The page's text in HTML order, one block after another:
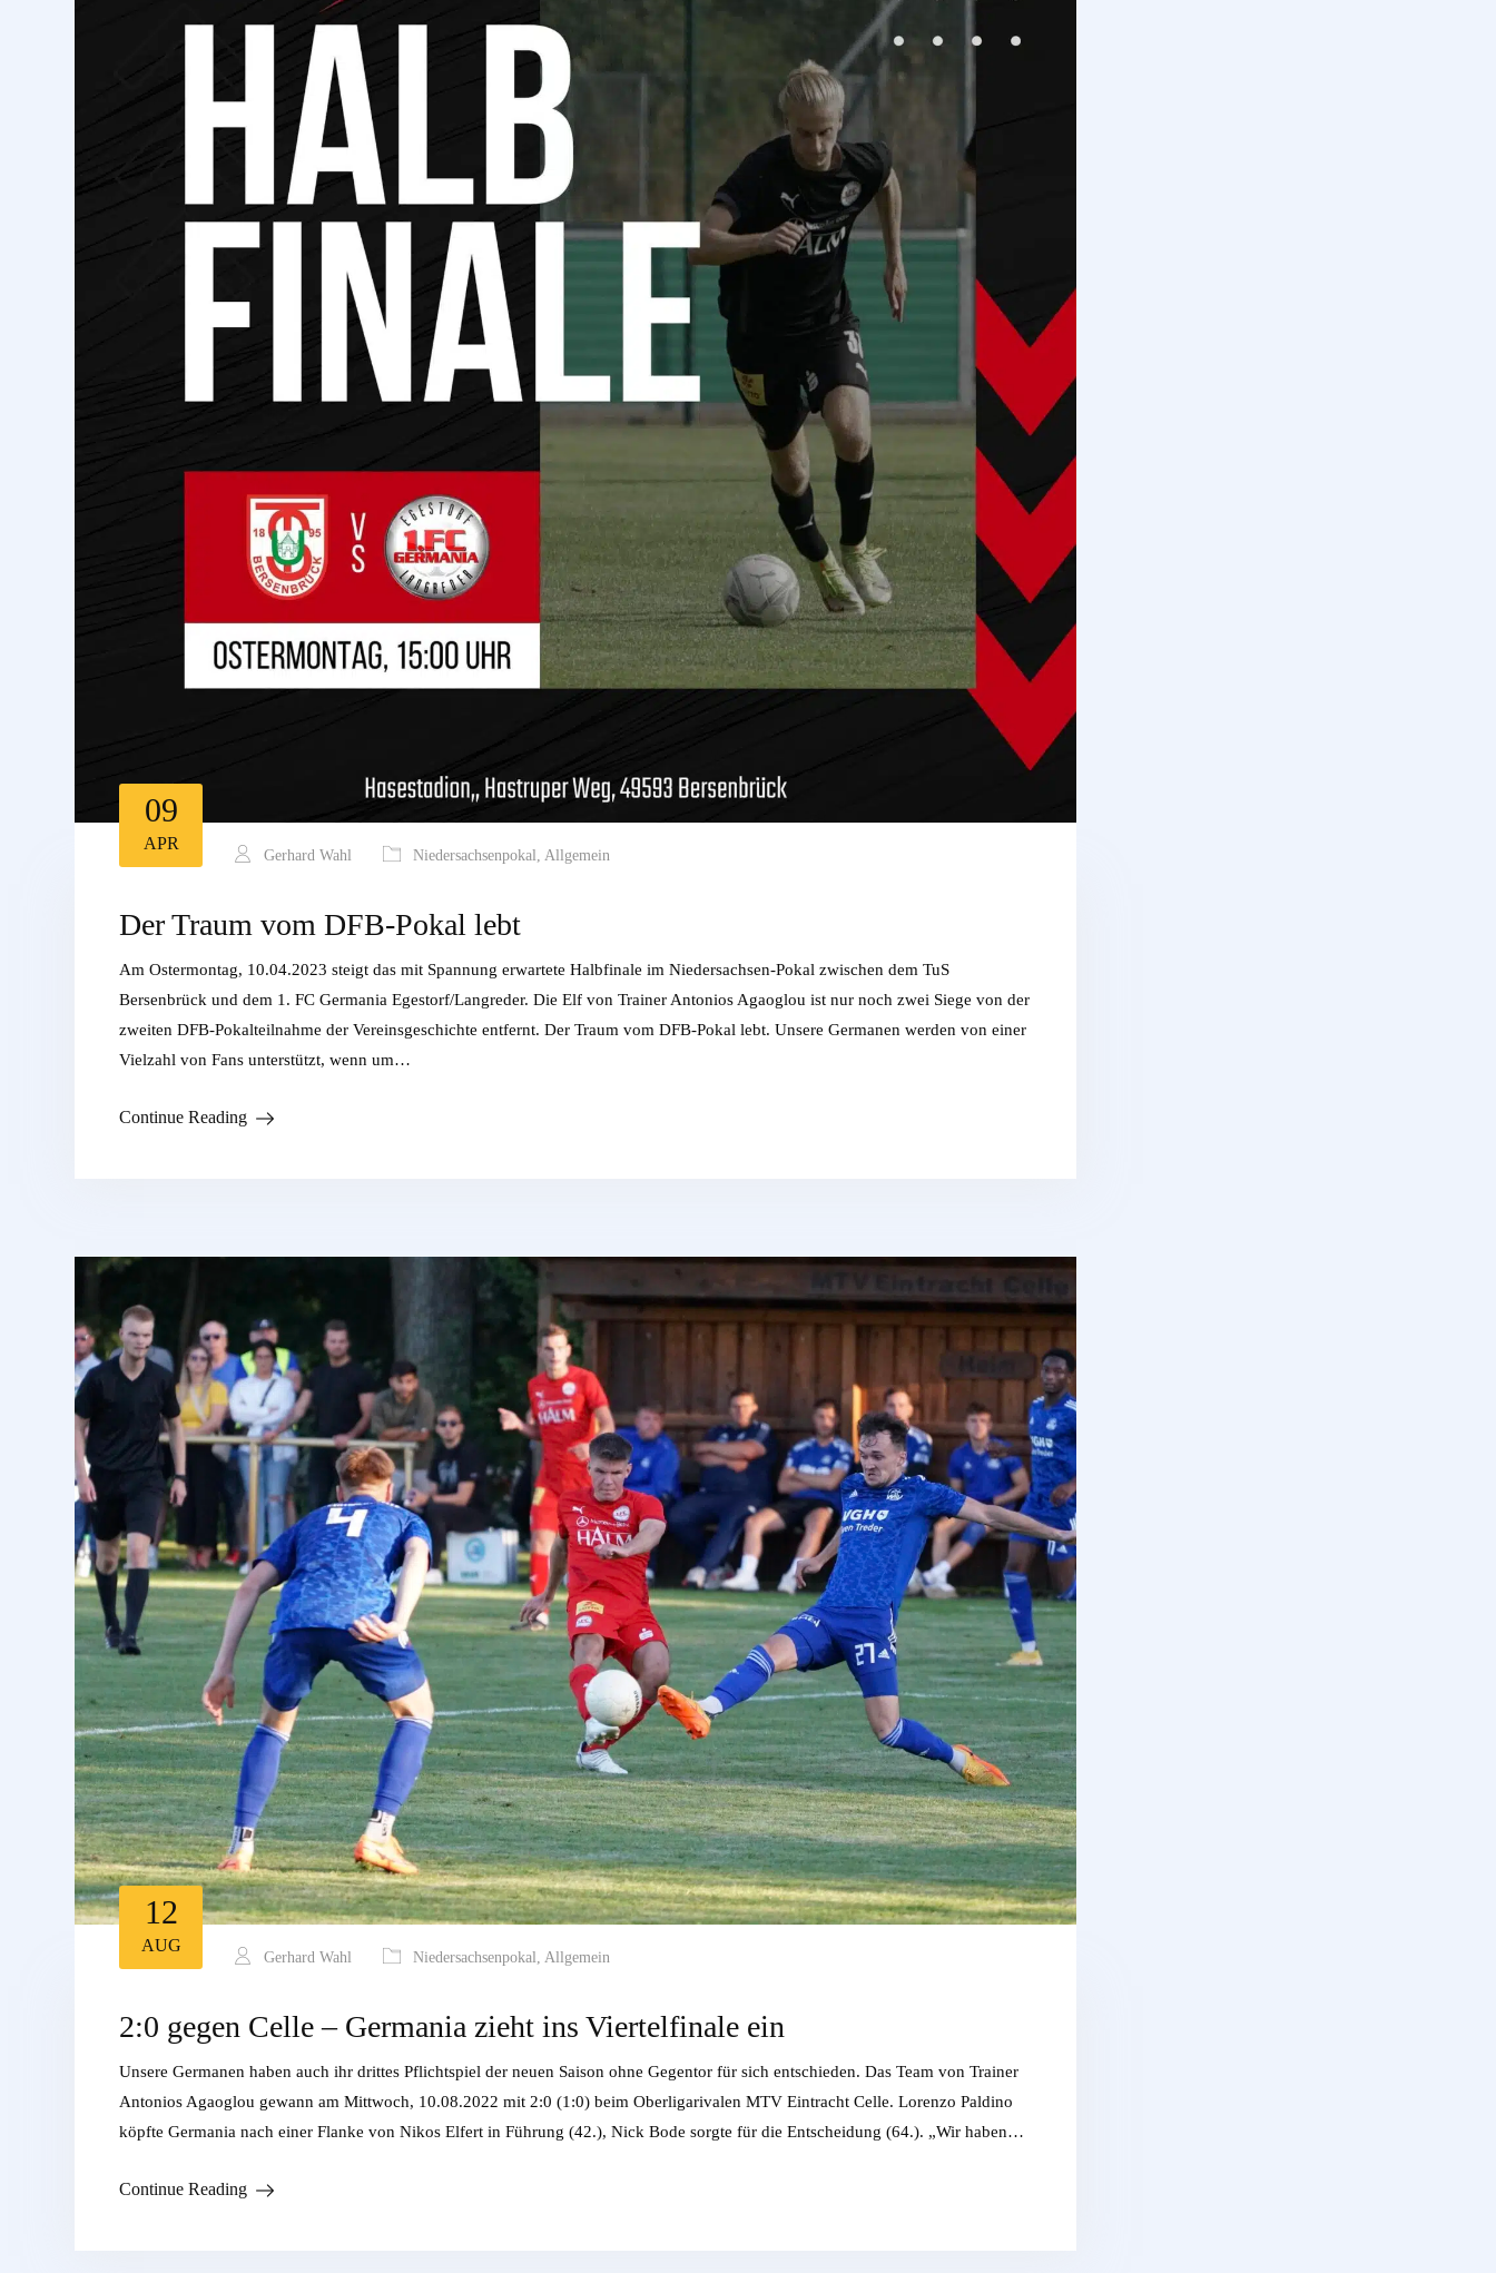
09
APR
Gerhard Wahl Niedersachsenpokal Allgemein
Der Traum vom DFB-Pokal lebt
Am Ostermontag, 10.04.2023 steigt das mit Spannung erwartete Halbfinale im Niedersachsen-Pokal zwischen dem TuS
Bersenbrück und dem 1. FC Germania Egestorf/Langreder. Die Elf von Trainer Antonios Agaoglou ist nur noch zwei Siege von der
zweiten DFB-Pokalteilnahme der Vereinsgeschichte entfernt. Der Traum vom DFB-Pokal lebt. Unsere Germanen werden von einer
Vielzahl von Fans unterstützt, wenn um…
Continue Reading
12
AUG
Gerhard Wahl Niedersachsenpokal Allgemein
2:0 gegen Celle – Germania zieht ins Viertelfinale ein
Unsere Germanen haben auch ihr drittes Pflichtspiel der neuen Saison ohne Gegentor für sich entschieden. Das Team von Trainer
Antonios Agaoglou gewann am Mittwoch, 10.08.2022 mit 2:0 (1:0) beim Oberligarivalen MTV Eintracht Celle. Lorenzo Paldino
köpfte Germania nach einer Flanke von Nikos Elfert in Führung (42.), Nick Bode sorgte für die Entscheidung (64.). „Wir haben…
Continue Reading